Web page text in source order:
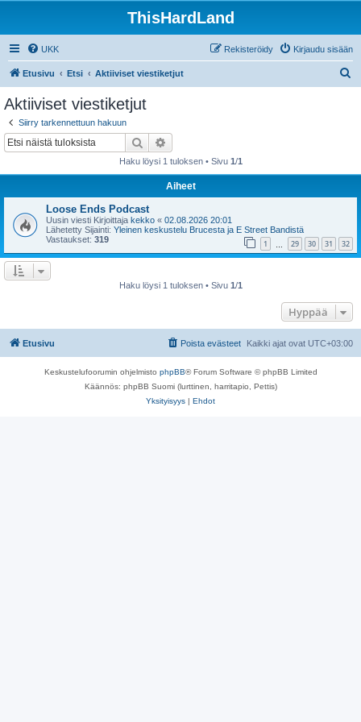
ThisHardLand
UKK Kirjaudu sisään
Rekisteröidy
Etusivu Etsi Aktiiviset viestiketjut
Aktiiviset viestiketjut
Siirry tarkennettuun hakuun
Etsi
Haku löysi 1 tuloksen • Sivu 1/1
Aiheet
Loose Ends Podcast
Uusin viesti Kirjoittaja kekko « 02.08.2026 20:01
Lähetetty Sijainti: Yleinen keskustelu Brucesta ja E Street Bandistä
Vastaukset: 319 1 29 30 31 32
Haku löysi 1 tuloksen • Sivu 1/1
Hyppää
Etusivu Kaikki ajat ovat UTC+03:00
Poista evästeet
Keskustelufoorumin ohjelmisto phpBB® Forum Software © phpBB Limited
Käännös: phpBB Suomi (lurttinen, harritapio, Pettis)
Yksityisyys | Ehdot